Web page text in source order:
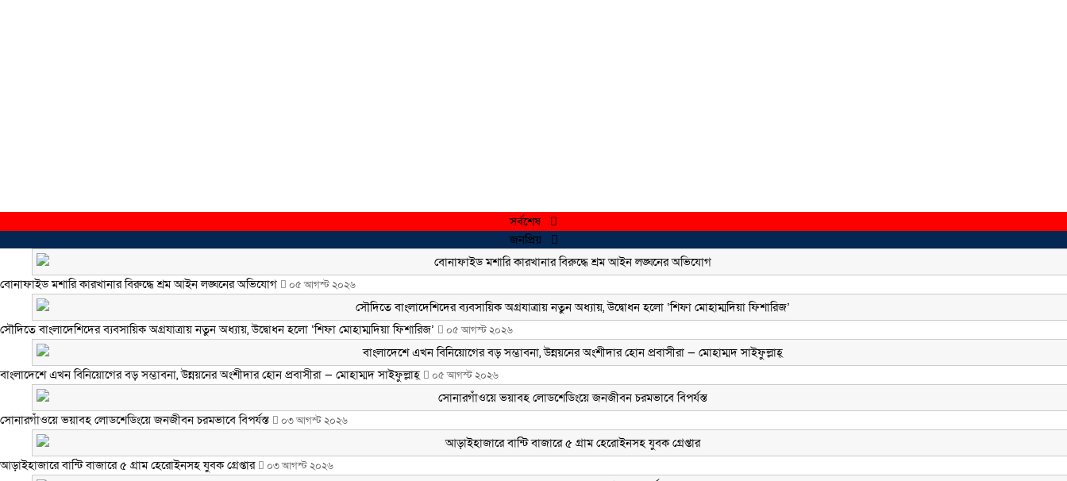
সর্বশেষ
জনপ্রিয়
বোনাফাইড মশারি কারখানার বিরুদ্ধে শ্রম আইন লঙ্ঘনের অভিযোগ ০৫ আগস্ট ২০২৬
সৌদিতে বাংলাদেশিদের ব্যবসায়িক অগ্রযাত্রায় নতুন অধ্যায়, উদ্বোধন হলো ‘শিফা মোহাম্মদিয়া ফিশারিজ’ ০৫ আগস্ট ২০২৬
বাংলাদেশে এখন বিনিয়োগের বড় সম্ভাবনা, উন্নয়নের অংশীদার হোন প্রবাসীরা — মোহাম্মদ সাইফুল্লাহ্ ০৫ আগস্ট ২০২৬
সোনারগাঁওয়ে ভয়াবহ লোডশেডিংয়ে জনজীবন চরমভাবে বিপর্যস্ত ০৩ আগস্ট ২০২৬
আড়াইহাজারে বান্টি বাজারে ৫ গ্রাম হেরোইনসহ যুবক গ্রেপ্তার ০৩ আগস্ট ২০২৬